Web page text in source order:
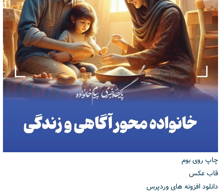
چاپ روی بوم
قاب عکس
دانلود افزونه های وردپرس